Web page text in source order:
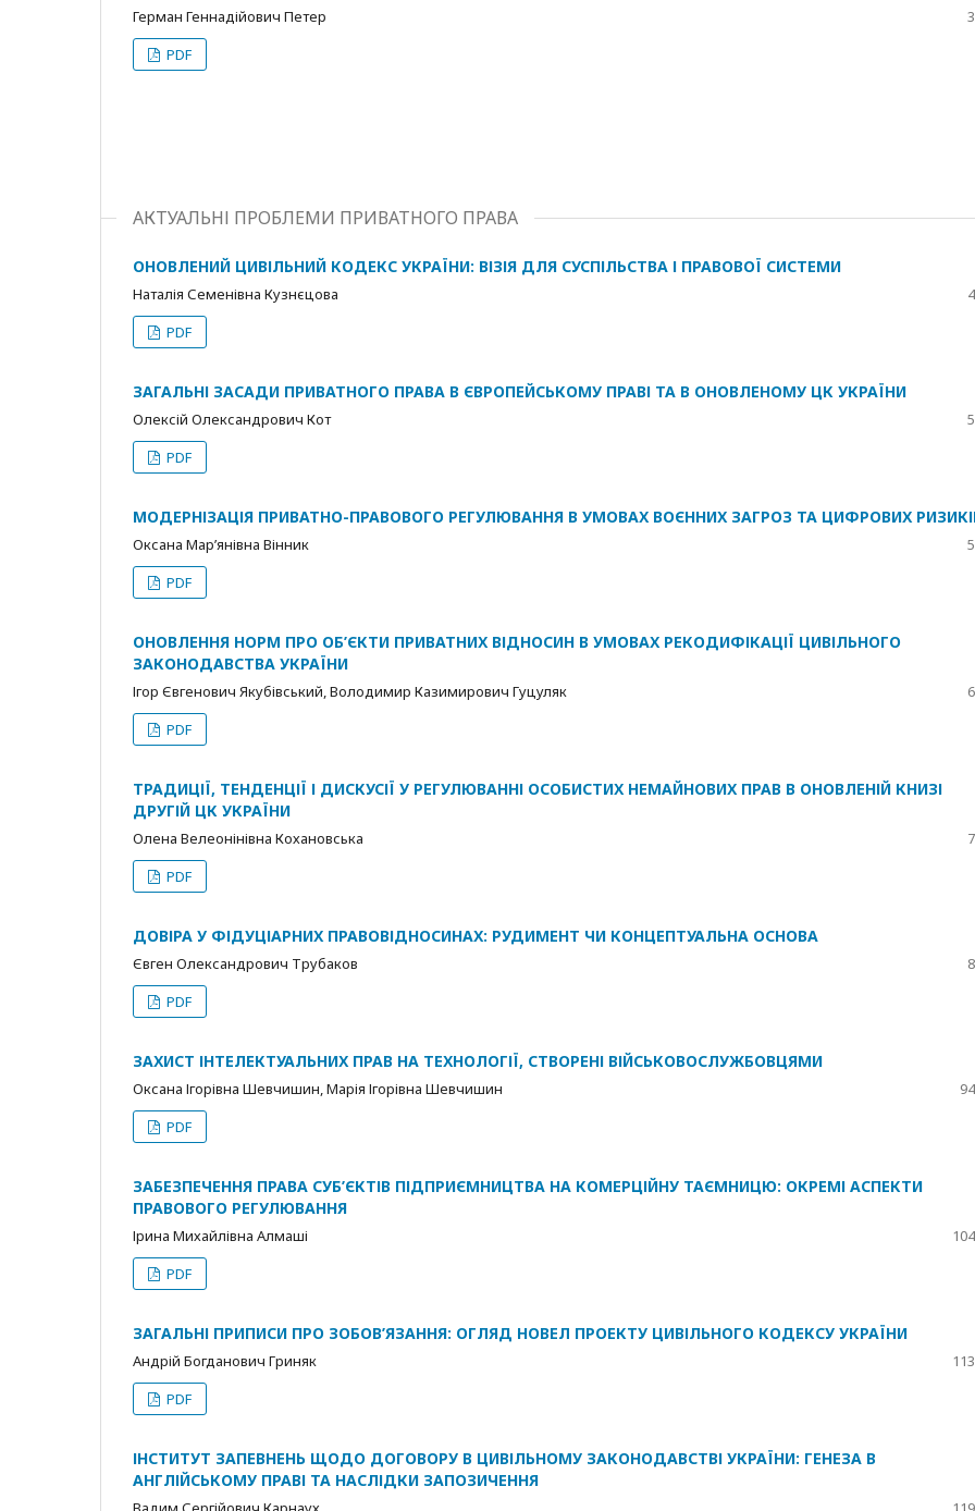
Герман Геннадійович Петер
PDF
АКТУАЛЬНІ ПРОБЛЕМИ ПРИВАТНОГО ПРАВА
ОНОВЛЕНИЙ ЦИВІЛЬНИЙ КОДЕКС УКРАЇНИ: ВІЗІЯ ДЛЯ СУСПІЛЬСТВА І ПРАВОВОЇ СИСТЕМИ
Наталія Семенівна Кузнєцова
PDF
ЗАГАЛЬНІ ЗАСАДИ ПРИВАТНОГО ПРАВА В ЄВРОПЕЙСЬКОМУ ПРАВІ ТА В ОНОВЛЕНОМУ ЦК УКРАЇНИ
Олексій Олександрович Кот
PDF
МОДЕРНІЗАЦІЯ ПРИВАТНО-ПРАВОВОГО РЕГУЛЮВАННЯ В УМОВАХ ВОЄННИХ ЗАГРОЗ ТА ЦИФРОВИХ
Оксана Мар’янівна Вінник
PDF
ОНОВЛЕННЯ НОРМ ПРО ОБ’ЄКТИ ПРИВАТНИХ ВІДНОСИН В УМОВАХ РЕКОДИФІКАЦІЇ ЦИВІЛЬНОГО
ЗАКОНОДАВСТВА УКРАЇНИ
Ігор Євгенович Якубівський, Володимир Казимирович Гуцуляк
PDF
ТРАДИЦІЇ, ТЕНДЕНЦІЇ І ДИСКУСІЇ У РЕГУЛЮВАННІ ОСОБИСТИХ НЕМАЙНОВИХ ПРАВ В ОНОВЛЕНІЙ КНИЗІ
ДРУГІЙ ЦК УКРАЇНИ
Олена Велеонінівна Кохановська
PDF
ДОВІРА У ФІДУЦІАРНИХ ПРАВОВІДНОСИНАХ: РУДИМЕНТ ЧИ КОНЦЕПТУАЛЬНА ОСНОВА
Євген Олександрович Трубаков
PDF
ЗАХИСТ ІНТЕЛЕКТУАЛЬНИХ ПРАВ НА ТЕХНОЛОГІЇ, СТВОРЕНІ ВІЙСЬКОВОСЛУЖБОВЦЯМИ
Оксана Ігорівна Шевчишин, Марія Ігорівна Шевчишин
PDF
ЗАБЕЗПЕЧЕННЯ ПРАВА СУБ’ЄКТІВ ПІДПРИЄМНИЦТВА НА КОМЕРЦІЙНУ ТАЄМНИЦЮ: ОКРЕМІ АСПЕКТИ
ПРАВОВОГО РЕГУЛЮВАННЯ
Ірина Михайлівна Алмаші
PDF
ЗАГАЛЬНІ ПРИПИСИ ПРО ЗОБОВ’ЯЗАННЯ: ОГЛЯД НОВЕЛ ПРОЕКТУ ЦИВІЛЬНОГО КОДЕКСУ УКРАЇНИ
Андрій Богданович Гриняк
PDF
ІНСТИТУТ ЗАПЕВНЕНЬ ЩОДО ДОГОВОРУ В ЦИВІЛЬНОМУ ЗАКОНОДАВСТВІ УКРАЇНИ: ГЕНЕЗА В
АНГЛІЙСЬКОМУ ПРАВІ ТА НАСЛІДКИ ЗАПОЗИЧЕННЯ